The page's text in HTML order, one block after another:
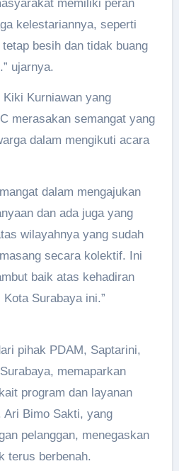
memiliki peran
kelestariannya, seperti
besih dan tidak buang
ujarnya.
Kurniawan yang
merasakan semangat yang
dalam mengikuti acara
dalam mengajukan
dan ada juga yang
wilayahnya yang sudah
secara kolektif. Ini
baik atas kehadiran
Surabaya ini.”
pihak PDAM, Saptarini,
memaparkan
program dan layanan
Ari Bimo Sakti, yang
pelanggan, menegaskan
terus berbenah.